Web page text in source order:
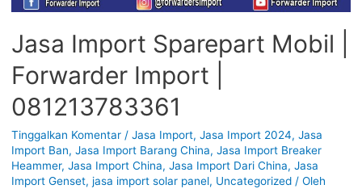
Jasa Import Sparepart Mobil |
Forwarder Import |
081213783361
Tinggalkan Komentar / Jasa Import, Jasa Import 2024, Jasa
Import Ban, Jasa Import Barang China, Jasa Import Breaker
Heammer, Jasa Import China, Jasa Import Dari China, Jasa
Import Genset, jasa import solar panel, Uncategorized/ Oleh